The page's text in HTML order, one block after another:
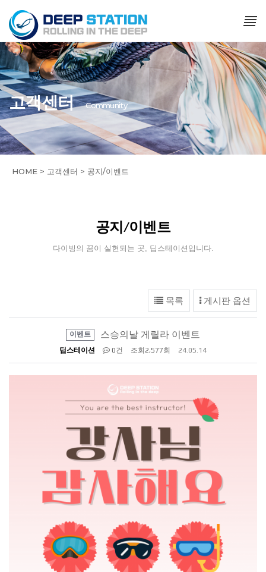
고객센터 Community
HOME > 고객센터 > 공지/이벤트
공지/이벤트
다이빙의 꿈이 실현되는 곳, 딥스테이션입니다.
목록 게시판 옵션
이벤트 스승의날 게릴라 이벤트
딥스테이션 0건 조회 2,577회 24.05.14